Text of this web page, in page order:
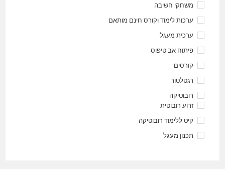
משחקי חשיבה
ערכות לימוד וקורס חינם מותאם
ערכית מעגל
פיתוח אב טיפוס
קורסים
רגטלטור
רובוטיקה
זרוע רובוטית
קיט ללימוד רובוטיקה
תכנון מעגל